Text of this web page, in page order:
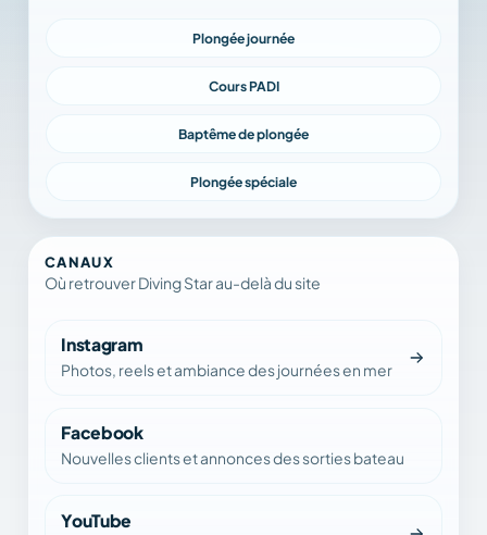
Plongée journée
Cours PADI
Baptême de plongée
Plongée spéciale
CANAUX
Où retrouver Diving Star au-delà du site
Instagram
Photos, reels et ambiance des journées en mer
Facebook
Nouvelles clients et annonces des sorties bateau
YouTube